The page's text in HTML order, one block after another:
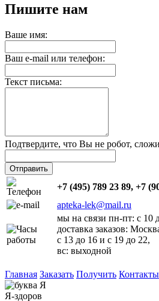
Пишите нам
Ваше имя:
Ваш e-mail или телефон:
Текст письма:
Подтвердите, что Вы не робот,
+7 (495) 789 23 89, +7
apteka-lek@mail.ru
мы на связи пн-пт: с
доставка заказов:
с 13 до 16 и с 19 до 22,
вс: выходной
Главная Заказать Получить Контакты
Я-здоров